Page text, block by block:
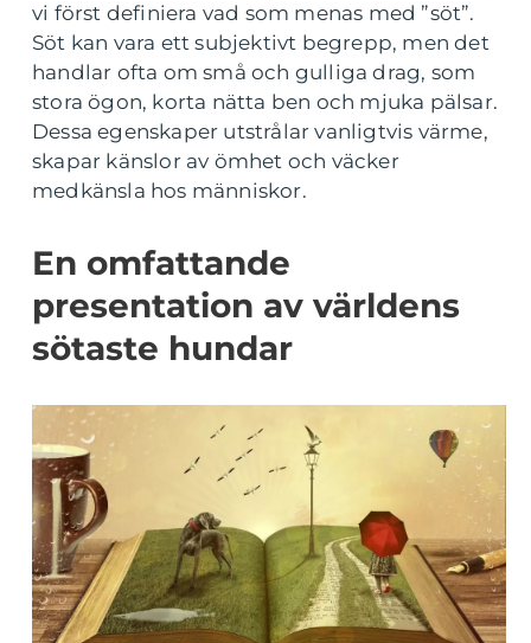
vi först definiera vad som menas med ”söt”.
Söt kan vara ett subjektivt begrepp, men det
handlar ofta om små och gulliga drag, som
stora ögon, korta nätta ben och mjuka pälsar.
Dessa egenskaper utstrålar vanligtvis värme,
skapar känslor av ömhet och väcker
medkänsla hos människor.
En omfattande
presentation av världens
sötaste hundar